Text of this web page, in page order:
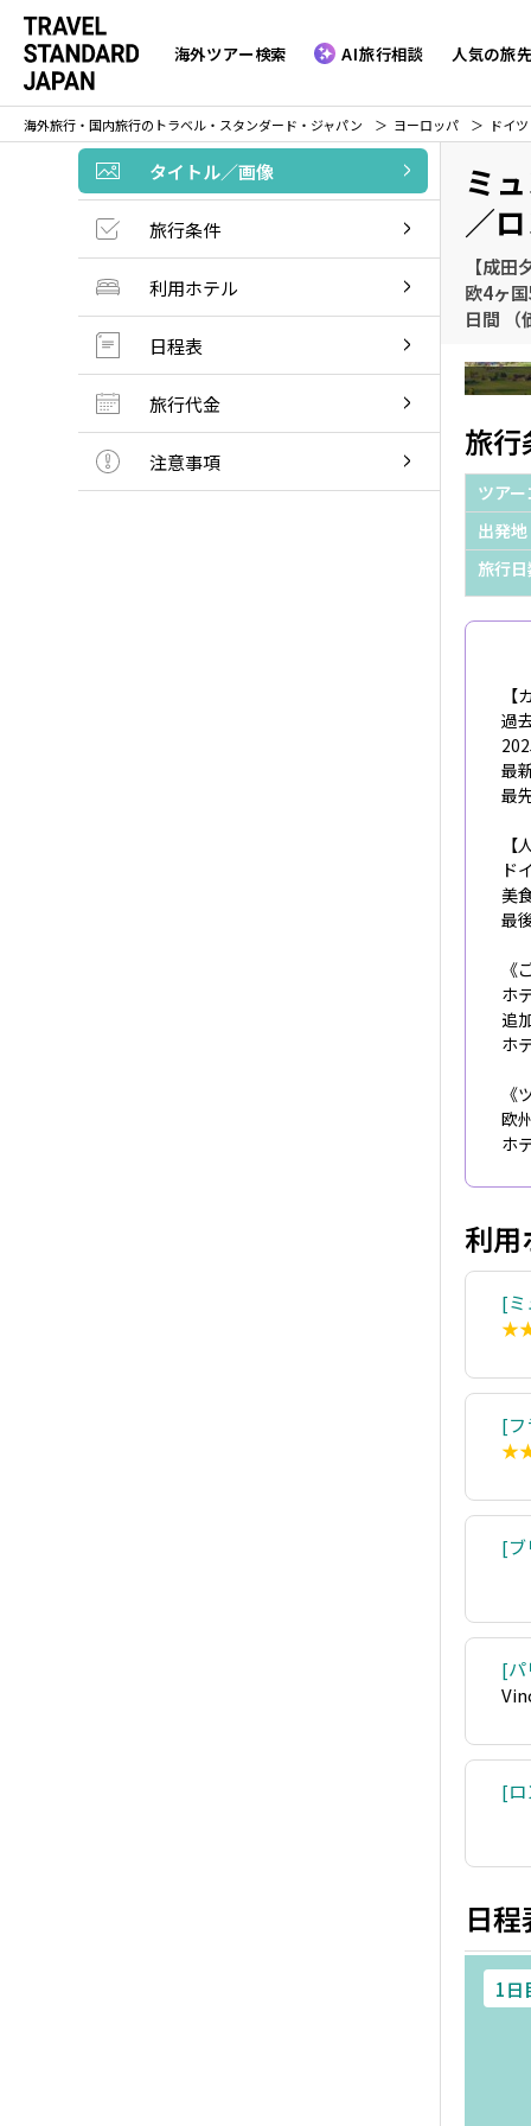
海外ツアー検索 AI旅行相談 人気の旅
海外旅行・国内旅行のトラベル・スタンダード・ジャパン ヨーロッパ ドイ
タイトル／画像
旅行条件
利用ホテル
日程表
旅行代金
注意事項
ミ
／
【成
欧4ヶ
日間 （
旅行
ツア
出発地
旅行
過
最
最
ド
美
最
《
ホ
追
ホ
《
欧
ホ
利用
日程
1日